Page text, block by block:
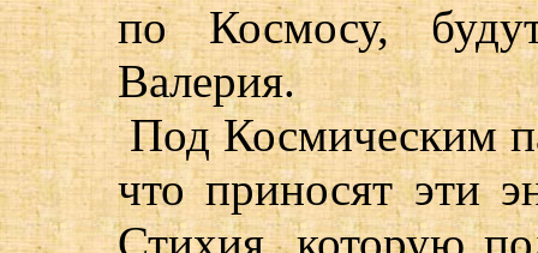
по Космосу,
Валерия.
Под Космическим
что приносят эти